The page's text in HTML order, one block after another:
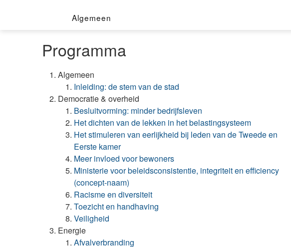
Algemeen
Programma
Algemeen
Inleiding: de stem van de stad
Democratie & overheid
Besluitvorming: minder bedrijfsleven
Het dichten van de lekken in het belastingsysteem
Het stimuleren van eerlijkheid bij leden van de Tweede en
Eerste kamer
Meer invloed voor bewoners
Ministerie voor beleidsconsistentie, integriteit en efficiency
(concept-naam)
Racisme en diversiteit
Toezicht en handhaving
Veiligheid
Energie
Afvalverbranding